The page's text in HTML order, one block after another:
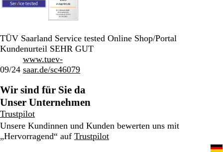
TÜV Saarland Service tested Online Shop/Portal
Kundenurteil SEHR GUT
09/24
www.tuev-
saar.de/sc46079
Wir sind für Sie da
Unser Unternehmen
Trustpilot
Unsere Kundinnen und Kunden bewerten uns mit
„Hervorragend“ auf Trustpilot